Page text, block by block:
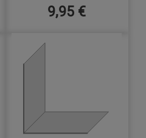
9,95 €